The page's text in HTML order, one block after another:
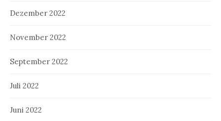
Dezember 2022
November 2022
September 2022
Juli 2022
Juni 2022